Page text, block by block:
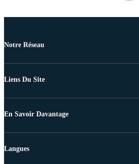
Notre Réseau
Liens Du Site
En Savoir Davantage
Langues